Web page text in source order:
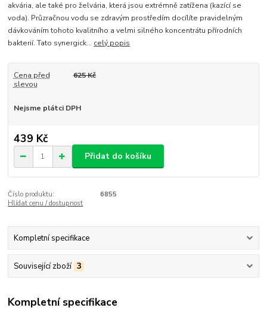
akvária, ale také pro želvária, která jsou extrémně zatížena (kazící se
voda). Průzračnou vodu se zdravým prostředím docílíte pravidelným
dávkováním tohoto kvalitního a velmi silného koncentrátu přírodních
bakterií. Tato synergick... celý popis
Cena před
slevou
625 Kč
Nejsme plátci DPH
439 Kč
Přidat do košíku
Číslo produktu:
6855
Hlídat cenu / dostupnost
Kompletní specifikace
Související zboží 3
Kompletní specifikace